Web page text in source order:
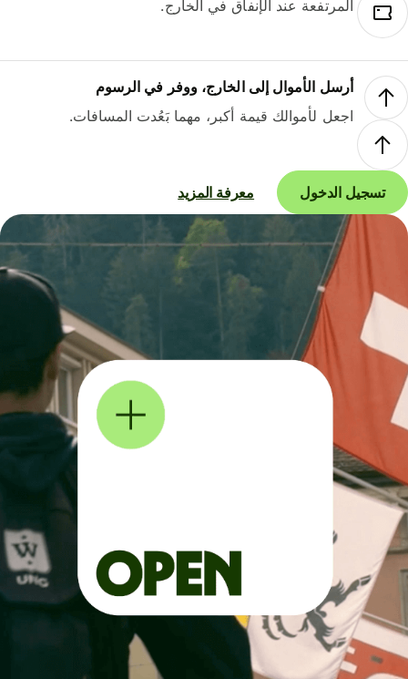
المرتفعة عند الإنفاق في الخارج.
أرسل الأموال إلى الخارج، ووفر في الرسوم
اجعل لأموالك قيمة أكبر، مهما بَعُدت المسافات.
تسجيل الدخول معرفة المزيد